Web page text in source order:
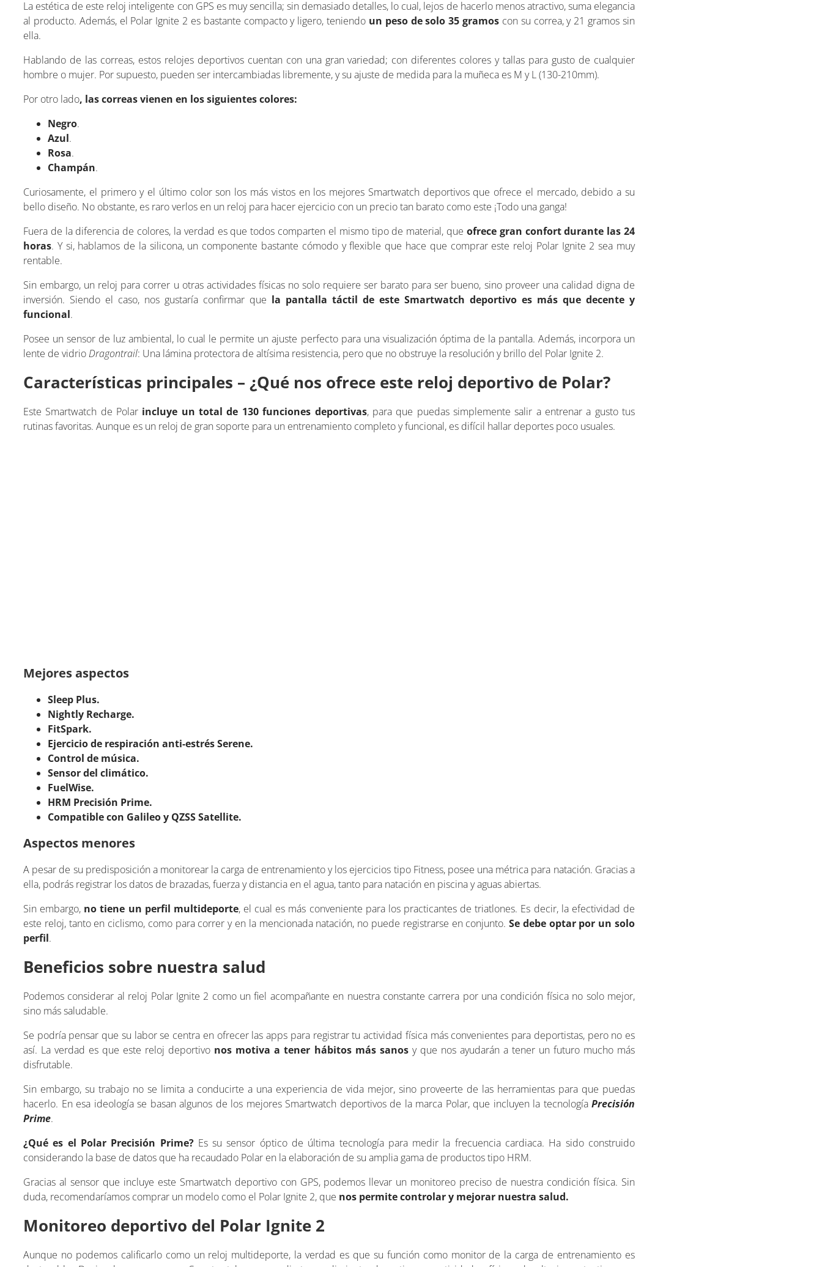
La estética de este reloj inteligente con GPS es muy sencilla; sin demasiado detalles, lo cual, lejos de hacerlo menos atractivo, suma elegancia
al producto. Además, el Polar Ignite 2 es bastante compacto y ligero, teniendo un peso de solo 35 gramos con su correa, y 21 gramos sin
ella.
Hablando de las correas, estos relojes deportivos cuentan con una gran variedad; con diferentes colores y tallas para gusto de cualquier
hombre o mujer. Por supuesto, pueden ser intercambiadas libremente, y su ajuste de medida para la muñeca es M y L (130-210mm).
Por otro lado, las correas vienen en los siguientes colores:
Negro.
Azul.
Rosa.
Champán.
Curiosamente, el primero y el último color son los más vistos en los mejores Smartwatch deportivos que ofrece el mercado, debido a su
bello diseño. No obstante, es raro verlos en un reloj para hacer ejercicio con un precio tan barato como este ¡Todo una ganga!
Fuera de la diferencia de colores, la verdad es que todos comparten el mismo tipo de material, que ofrece gran confort durante las 24
horas. Y si, hablamos de la silicona, un componente bastante cómodo y flexible que hace que comprar este reloj Polar Ignite 2 sea muy
rentable.
Sin embargo, un reloj para correr u otras actividades físicas no solo requiere ser barato para ser bueno, sino proveer una calidad digna de
inversión. Siendo el caso, nos gustaría confirmar que la pantalla táctil de este Smartwatch deportivo es más que decente y
funcional.
Posee un sensor de luz ambiental, lo cual le permite un ajuste perfecto para una visualización óptima de la pantalla. Además, incorpora un
lente de vidrioDragontrail: Una lámina protectora de altísima resistencia, pero que no obstruye la resolución y brillo del Polar Ignite 2.
Características principales – ¿Qué nos ofrece este reloj deportivo de Polar?
Este Smartwatch de Polar incluye un total de 130 funciones deportivas, para que puedas simplemente salir a entrenar a gusto tus
rutinas favoritas. Aunque es un reloj de gran soporte para un entrenamiento completo y funcional, es difícil hallar deportes poco usuales.
Mejores aspectos
Sleep Plus.
Nightly Recharge.
FitSpark.
Ejercicio de respiración anti-estrés Serene.
Control de música.
Sensor del climático.
FuelWise.
HRM Precisión Prime.
Compatible con Galileo y QZSS Satellite.
Aspectos menores
A pesar de su predisposición a monitorear la carga de entrenamiento y los ejercicios tipo Fitness, posee una métrica para natación. Gracias a
ella, podrás registrar los datos de brazadas, fuerza y distancia en el agua, tanto para natación en piscina y aguas abiertas.
Sin embargo, no tiene un perfil multideporte, el cual es más conveniente para los practicantes de triatlones. Es decir, la efectividad de
este reloj, tanto en ciclismo, como para correr y en la mencionada natación, no puede registrarse en conjunto.Se debe optar por un solo
perfil.
Beneficios sobre nuestra salud
Podemos considerar al reloj Polar Ignite 2 como un fiel acompañante en nuestra constante carrera por una condición física no solo mejor,
sino más saludable.
Se podría pensar que su labor se centra en ofrecer las apps para registrar tu actividad física más convenientes para deportistas, pero no es
así. La verdad es que este reloj deportivo nos motiva a tener hábitos más sanosy que nos ayudarán a tener un futuro mucho más
disfrutable.
Sin embargo, su trabajo no se limita a conducirte a una experiencia de vida mejor, sino proveerte de las herramientas para que puedas
hacerlo. En esa ideología se basan algunos de los mejores Smartwatch deportivos de la marca Polar, que incluyen la tecnología Precisión
Prime.
¿Qué es el Polar Precisión Prime?Es su sensor óptico de última tecnología para medir la frecuencia cardiaca. Ha sido construido
considerando la base de datos que ha recaudado Polar en la elaboración de su amplia gama de productos tipo HRM.
Gracias al sensor que incluye este Smartwatch deportivo con GPS, podemos llevar un monitoreo preciso de nuestra condición física. Sin
duda, recomendaríamos comprar un modelo como el Polar Ignite 2, que nos permite controlar y mejorar nuestra salud.
Monitoreo deportivo del Polar Ignite 2
Aunque no podemos calificarlo como un reloj multideporte, la verdad es que su función como monitor de la carga de entrenamiento es